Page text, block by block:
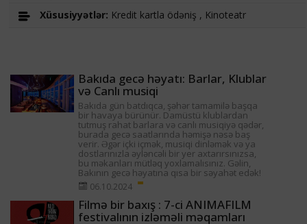
Xüsusiyyətlər: Kredit kartla ödəniş , Kinoteatr
Bakıda gecə həyatı: Barlar, Klublar
və Canlı musiqi
Bakıda gün batdıqca, şəhər tamamilə başqa
bir havaya bürünür. Damüstü klublardan
tutmuş rahat barlara və canlı musiqiyə qədər,
burada gecə saatlarında həmişə nəsə baş
verir. Əgər içki içmək, musiqi dinləmək və ya
dostlarınızla əyləncəli bir yer axtarırsınızsa,
bu məkanları mütləq yoxlamalısınız. Gəlin,
Bakının gecə həyatına qısa bir səyahət edək!
06.10.2024
Filmə bir baxış : 7-ci ANIMAFILM
festivalının izləməli məqamları